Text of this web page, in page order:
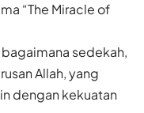
“The Miracle of
sedekah,
Allah, yang
dengan kekuatan